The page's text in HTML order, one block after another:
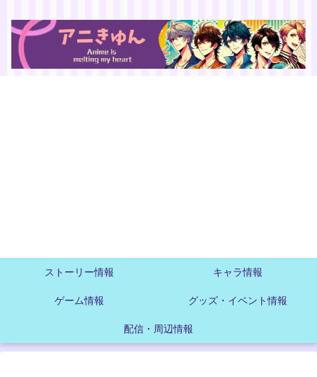
ストーリー情報 キャラ情報
ゲーム情報 グッズ・イベント情報
配信・周辺情報